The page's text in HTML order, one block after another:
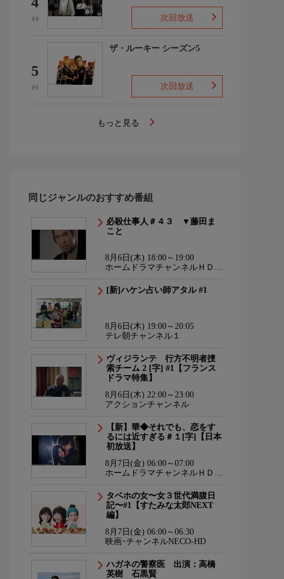
(-) 次回放送
5
(-)
ザ・ルーキー シーズン5
次回放送
もっと見る
同じジャンルのおすすめ番組
必殺仕事人＃４３ ▼藤田ま
こと
8月6日(木) 18:00～19:00
ホームドラマチャンネルＨＤ
[新]ハケン占い師アタル #1
8月6日(木) 19:00～20:05
テレ朝チャンネル１
ヴィジランテ 行方不明者捜
索チーム 2 [字] #1【フランス
ドラマ特集】
8月6日(木) 22:00～23:00
アクションチャンネル
【新】華◆それでも、恋をす
るには近すぎる＃１[字]【日本
初放送】
8月7日(金) 06:00～07:00
ホームドラマチャンネルＨＤ
タベホの女〜女３世代満腹日
記〜#1【すたみな太郎NEXT
編】
8月7日(金) 06:00～06:30
映画･チャンネルNECO-HD
ハガネの警察医 出演：高橋
英樹 石黒賢